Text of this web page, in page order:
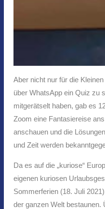
Aber nicht nur für die
über WhatsApp ein Quiz zu
mitgerätselt haben, gab es
Zoom eine Fantasiereise
anschauen und die
und Zeit werden
Da es auf die „kuriose“
eigenen kuriosen
Sommerferien (18. Juli
der ganzen Welt bestaunen.